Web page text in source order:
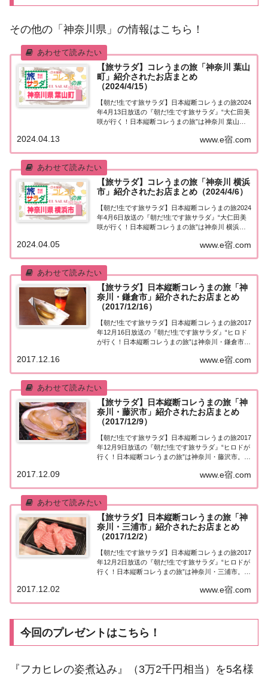
その他の「神奈川県」の情報はこちら！
【旅サラダ】コレうまの旅「神奈川 葉山
町」紹介されたお店まとめ
（2024/4/15）
【朝だ!生です旅サラダ】日本縦断コレうまの旅2024
年4月13日放送の『朝だ!生です旅サラダ』“大仁田美
咲が行く！日本縦断コレうまの旅”は神奈川 葉山
川 葉山町」「日本縦断コレうまの旅」４代目プレゼ
www.e宿.com
2024.04.13
【旅サラダ】コレうまの旅「神奈川 横浜
市」紹介されたお店まとめ（2024/4/6）
【朝だ!生です旅サラダ】日本縦断コレうまの旅2024
年4月6日放送の『朝だ!生です旅サラダ』“大仁田美
咲が行く！日本縦断コレうまの旅”は神奈川 横浜
川 横浜市」「日本縦断コレうまの旅」４代目プレゼ
www.e宿.com
2024.04.05
【旅サラダ】日本縦断コレうまの旅「神
奈川・鎌倉市」紹介されたお店まとめ
（2017/12/16）
【朝だ!生です旅サラダ】日本縦断コレうまの旅2017
年12月16日放送の『朝だ!生です旅サラダ』“ヒロド
が行く！日本縦断コレうまの旅”は神奈川・鎌倉市。
奈川・鎌倉市」「ヒロドが行く！日本縦断コレうま
www.e宿.com
2017.12.16
【旅サラダ】日本縦断コレうまの旅「神
奈川・藤沢市」紹介されたお店まとめ
（2017/12/9）
【朝だ!生です旅サラダ】日本縦断コレうまの旅2017
年12月9日放送の『朝だ!生です旅サラダ』“ヒロドが
行く！日本縦断コレうまの旅”は神奈川・藤沢市。紹
川・藤沢市」「ヒロドが行く！日本縦断コレうまの
www.e宿.com
2017.12.09
【旅サラダ】日本縦断コレうまの旅「神
奈川・三浦市」紹介されたお店まとめ
（2017/12/2）
【朝だ!生です旅サラダ】日本縦断コレうまの旅2017
年12月2日放送の『朝だ!生です旅サラダ』“ヒロドが
行く！日本縦断コレうまの旅”は神奈川・三浦市。紹
川・三浦市」「ヒロドが行く！日本縦断コレうまの
www.e宿.com
2017.12.02
今回のプレゼントはこちら！
『フカヒレの姿煮込み』（3万2千円相当）を5名様